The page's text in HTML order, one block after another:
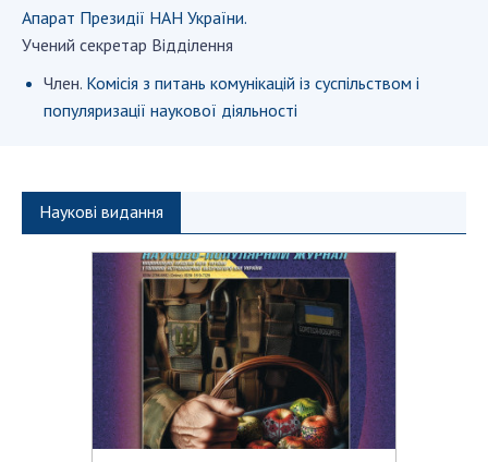
Наукові публікації та видавнича діяльність
Охорона прав інтелектуальної власності та
Наукові об'єкти, що становлять національне
надбання
Оцінювання ефективності діяльності
наукових установ
Конкурси наукових досліджень НАН України
Відкрита наука в НАН України
Підготовка наукових кадрів
Робота з молоддю
МІЖНАРОДНЕ СПІВРОБІТНИЦТВО
Апарат Президії НАН України.
Учений секретар Відділення
Член. Комісія з питань комунікацій із суспільством і
популяризації наукової діяльності
Наукові видання